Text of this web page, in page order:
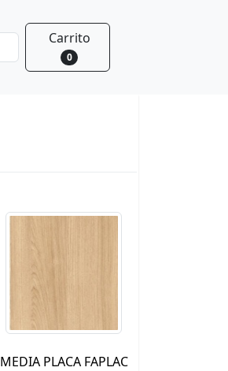
Carrito
0
MEDIA PLACA FAPLAC